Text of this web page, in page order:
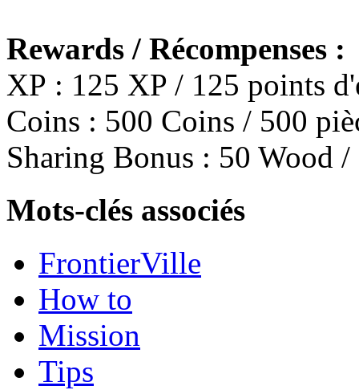
Rewards / Récompenses :
XP : 125 XP / 125 points
Coins : 500 Coins / 500
Sharing Bonus : 50 Wood
Mots-clés associés
FrontierVille
How to
Mission
Tips